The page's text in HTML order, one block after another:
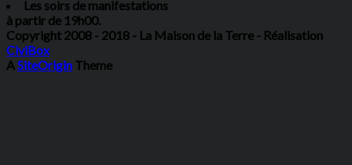
Les soirs de manifestations
à partir de 19h00.
Copyright 2008 - 2018 - La Maison de la Terre - Réalisation
CiviBox
A SiteOrigin Theme